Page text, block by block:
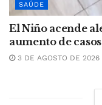
SAÚDE
El Niño acende
aumento de
3 DE AGOSTO DE 2026